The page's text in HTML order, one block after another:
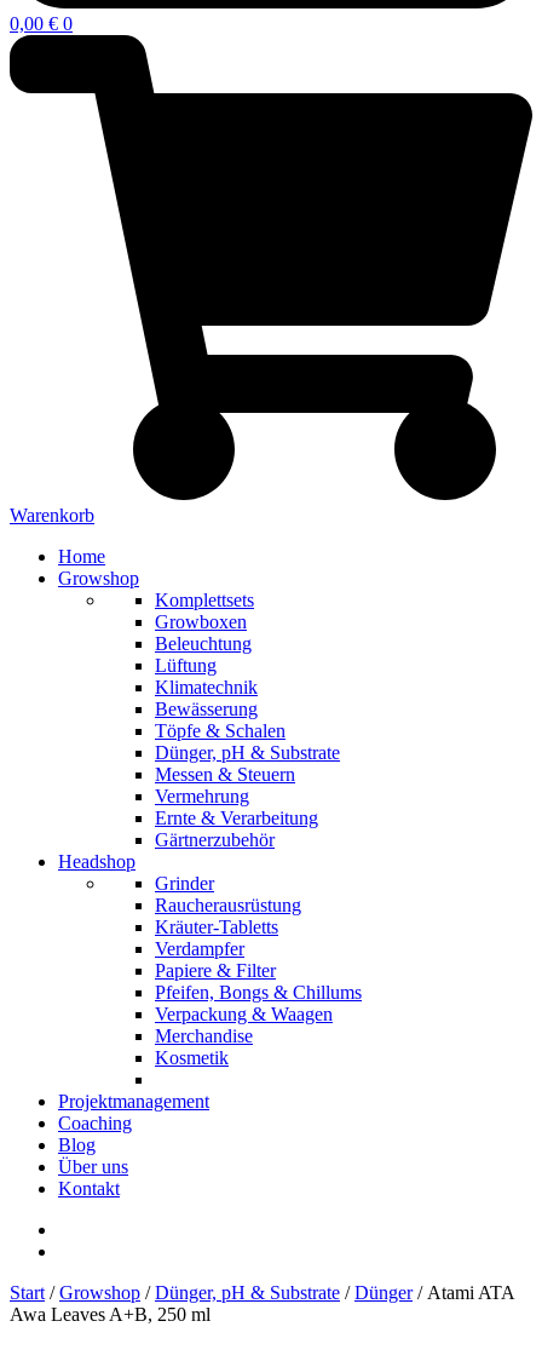
0,00 € 0
Warenkorb
Home
Growshop
Komplettsets
Growboxen
Beleuchtung
Lüftung
Klimatechnik
Bewässerung
Töpfe & Schalen
Dünger, pH & Substrate
Messen & Steuern
Vermehrung
Ernte & Verarbeitung
Gärtnerzubehör
Headshop
Grinder
Raucherausrüstung
Kräuter-Tabletts
Verdampfer
Papiere & Filter
Pfeifen, Bongs & Chillums
Verpackung & Waagen
Merchandise
Kosmetik
Projektmanagement
Coaching
Blog
Über uns
Kontakt
Start /Growshop /Dünger, pH & Substrate /Dünger/ Atami ATA
Awa Leaves A+B, 250 ml